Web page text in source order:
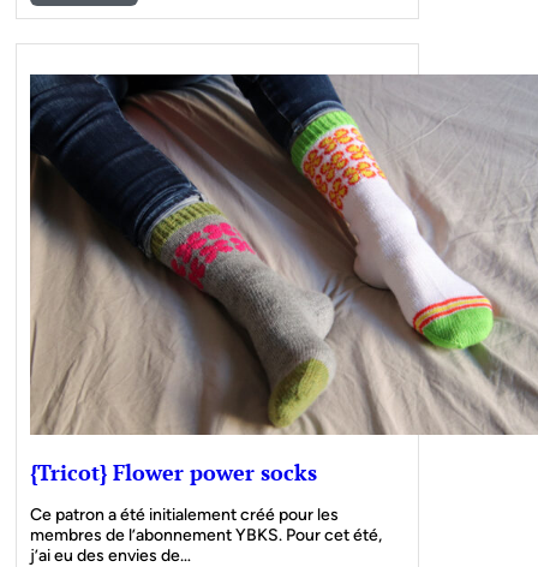
{Tricot} Flower power socks
Ce patron a été initialement créé pour les
membres de l’abonnement YBKS. Pour cet été,
j’ai eu des envies de…